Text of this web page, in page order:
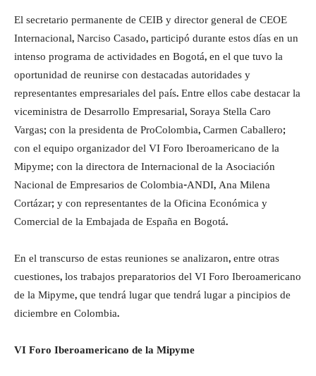
El secretario permanente de CEIB y director general de CEOE
Internacional, Narciso Casado, participó durante estos días en un
intenso programa de actividades en Bogotá, en el que tuvo la
oportunidad de reunirse con destacadas autoridades y
representantes empresariales del país. Entre ellos cabe destacar la
viceministra de Desarrollo Empresarial, Soraya Stella Caro
Vargas; con la presidenta de ProColombia, Carmen Caballero;
con el equipo organizador del VI Foro Iberoamericano de la
Mipyme; con la directora de Internacional de la Asociación
Nacional de Empresarios de Colombia-ANDI, Ana Milena
Cortázar; y con representantes de la Oficina Económica y
Comercial de la Embajada de España en Bogotá.
En el transcurso de estas reuniones se analizaron, entre otras
cuestiones, los trabajos preparatorios del VI Foro Iberoamericano
de la Mipyme, que tendrá lugar que tendrá lugar a pincipios de
diciembre en Colombia.
VI Foro Iberoamericano de la Mipyme